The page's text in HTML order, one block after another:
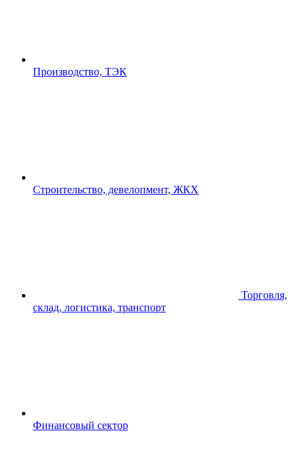
Производство, ТЭК
Строительство, девелопмент, ЖКХ
Торговля,
склад, логистика, транспорт
Финансовый сектор